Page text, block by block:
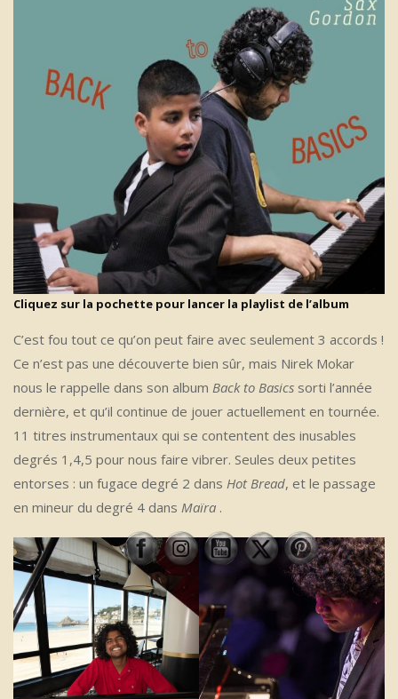
Cliquez sur la pochette pour lancer la playlist de l’album
C’est fou tout ce qu’on peut faire avec seulement 3 accords !
Ce n’est pas une découverte bien sûr, mais Nirek Mokar
nous le rappelle dans son album Back to Basics sorti l’année
dernière, et qu’il continue de jouer actuellement en tournée.
11 titres instrumentaux qui se contentent des inusables
degrés 1,4,5 pour nous faire vibrer. Seules deux petites
entorses : un fugace degré 2 dans Hot Bread, et le passage
en mineur du degré 4 dans Maïra .